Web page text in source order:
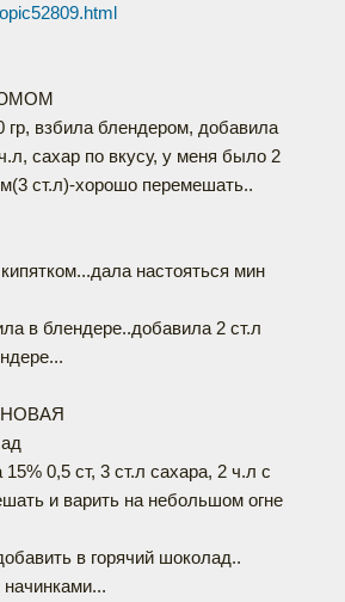
гр, взбила блендером, добавила
сахар по вкусу, у меня было 2
ст.л)-хорошо перемешать..
настояться мин
в блендере..добавила 2 ст.л
0,5 ст, 3 ст.л сахара, 2 ч.л с
и варить на небольшом огне
в горячий шоколад..